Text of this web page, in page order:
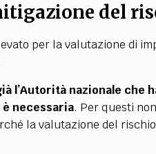
del
per la valutazione di
l’Autorità nazionale che
necessaria. Per questi
la valutazione del